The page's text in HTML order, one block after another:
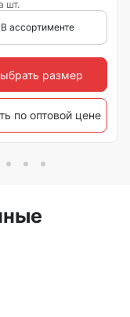
шт.
В ассортименте
размер
по оптовой цене